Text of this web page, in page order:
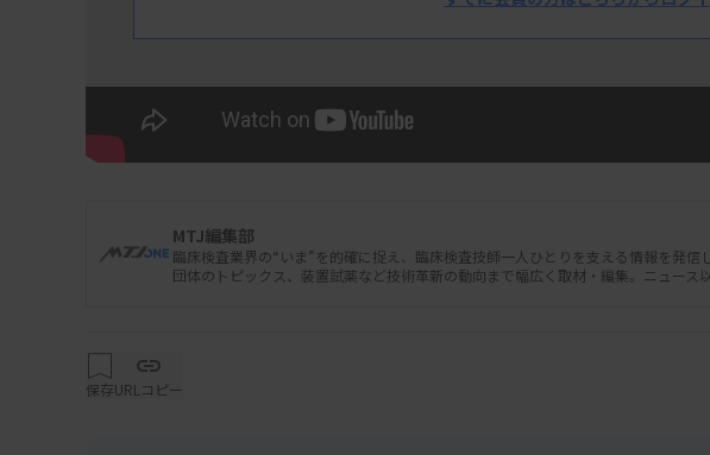
MTJ編集部
臨床検査業界の“いま”を的確に捉え、臨床検査技師一人ひとりを支える情報を発
団体のトピックス、装置試薬など技術革新の動向まで幅広く取材・編集。ニュース
保存URLコピー